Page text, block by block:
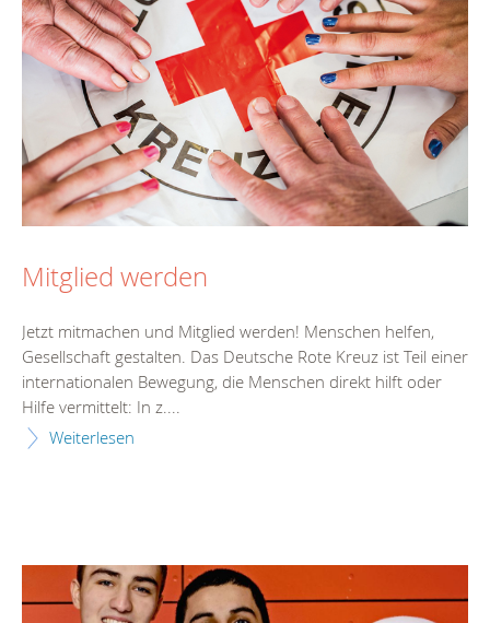
Mitglied werden
Jetzt mitmachen und Mitglied werden! Menschen helfen,
Gesellschaft gestalten. Das Deutsche Rote Kreuz ist Teil einer
internationalen Bewegung, die Menschen direkt hilft oder
Hilfe vermittelt: In z....
Weiterlesen